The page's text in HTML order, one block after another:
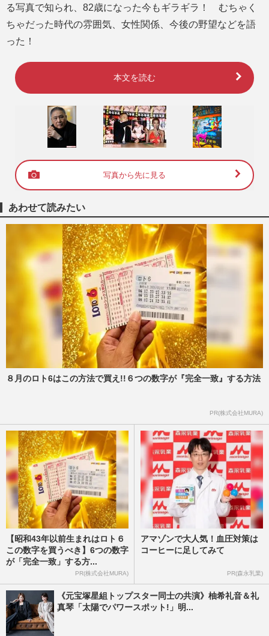
る写真で知られ、82歳になった今もギラギラ！ むちゃく
ちゃだった時代の雰囲気、女性関係、今後の野望などを語
った！
本文を読む
写真から先に見る
あわせて読みたい
８月のロト6はこの方法で買え!!６つの数字が『完全一致』する方法
PR(株式会社MURA)
【昭和43年以前生まれはロト６
この数字を買うべき】6つの数字
が「完全一致」する方...
PR(株式会社MURA)
アマゾンで大人気！血圧対策は
コーヒーに足してみて
PR(森永乳業)
《元宝塚星組トップスター同士の共演》柚希礼音＆礼
真琴「太陽でパワースポット!」明...